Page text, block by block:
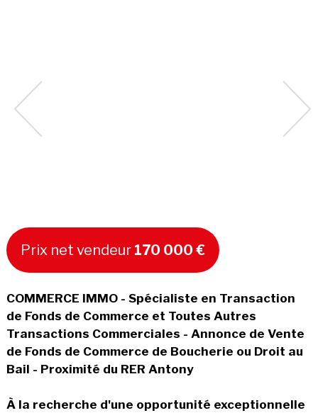
Prix net vendeur 170 000 €
COMMERCE IMMO - Spécialiste en Transaction
de Fonds de Commerce et Toutes Autres
Transactions Commerciales - Annonce de Vente
de Fonds de Commerce de Boucherie ou Droit au
Bail - Proximité du RER Antony
À la recherche d'une opportunité exceptionnelle